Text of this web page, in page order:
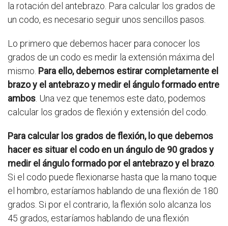
la rotación del antebrazo. Para calcular los grados de
un codo, es necesario seguir unos sencillos pasos.
Lo primero que debemos hacer para conocer los
grados de un codo es medir la extensión máxima del
mismo. Para ello, debemos estirar completamente el
brazo y el antebrazo y medir el ángulo formado entre
ambos . Una vez que tenemos este dato, podemos
calcular los grados de flexión y extensión del codo.
Para calcular los grados de flexión, lo que debemos
hacer es situar el codo en un ángulo de 90 grados y
medir el ángulo formado por el antebrazo y el brazo.
Si el codo puede flexionarse hasta que la mano toque
el hombro, estaríamos hablando de una flexión de 180
grados. Si por el contrario, la flexión solo alcanza los
45 grados, estaríamos hablando de una flexión